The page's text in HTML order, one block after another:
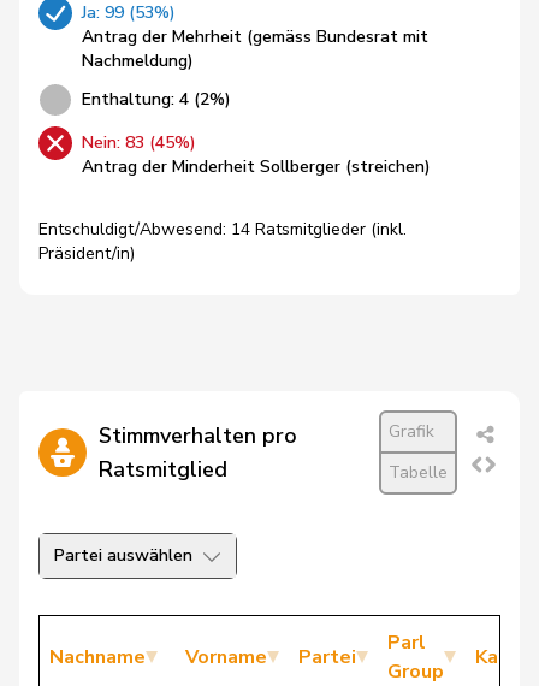
Ja: 99 (53%)
Antrag der Mehrheit (gemäss Bundesrat mit
Nachmeldung)
Enthaltung: 4 (2%)
Nein: 83 (45%)
Antrag der Minderheit Sollberger (streichen)
Entschuldigt/Abwesend: 14 Ratsmitglieder (inkl.
Präsident/in)
Stimmverhalten pro
Ratsmitglied
Grafik
Tabelle
Partei auswählen
Nachname Vorname Partei
Parl
Group